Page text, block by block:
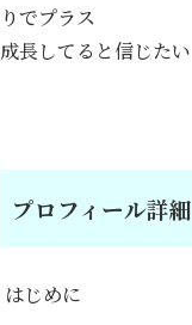
りでプラス
成長してると信じたい
プロフィール詳細
はじめに